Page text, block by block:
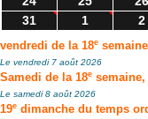
31
1 2
vendredi de la 18e
Le vendredi 7 août 2026
Samedi de la 18e semaine,
Le samedi 8 août 2026
19e dimanche du temps